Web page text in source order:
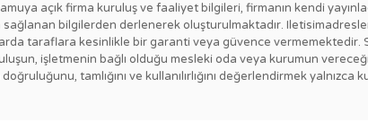
açık firma kuruluş ve faaliyet bilgileri, firmanın kendi
bilgilerden derlenerek oluşturulmaktadır.
taraflara kesinlikle bir garanti veya güvence vermemektedir.
işletmenin bağlı olduğu mesleki oda veya kurumun
tamlığını ve kullanılırlığını değerlendirmek yalnızca